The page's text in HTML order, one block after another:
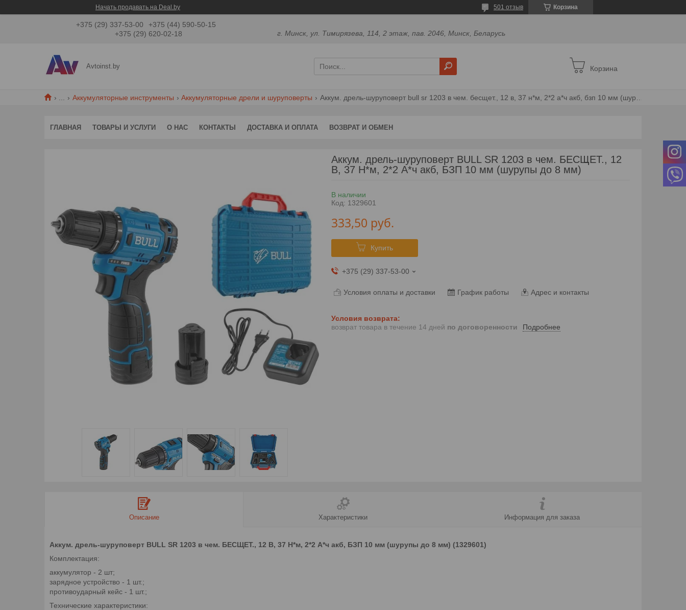
Начать продавать на Deal.by Корзина
501 отзыв
+375 (29) 337-53-00
+375 (44) 590-50-15
+375 (29) 620-02-18
г. Минск, ул. Тимирязева, 114, 2 этаж, пав. 2046, Минск, Беларусь
Avtoinst.by Корзина
Аккумуляторные инструменты Аккумуляторные дрели и шуруповерты
ГЛАВНАЯ ТОВАРЫ И УСЛУГИ О НАС КОНТАКТЫ ДОСТАВКА И ОПЛАТА ВОЗВРАТ И ОБМЕН
Аккум. дрель-шуруповерт BULL SR 1203 в чем. БЕСЩЕТ., 12
В, 37 Н*м, 2*2 А*ч акб, БЗП 10 мм (шурупы до 8 мм)
В наличии
Код: 1329601
333,50 руб.
Купить
+375 (29) 337-53-00
Условия оплаты и доставки График работы Адрес и контакты
возврат товара в течение 14 дней по договоренности Подробнее
Описание Характеристики Информация для заказа
Аккум. дрель-шуруповерт BULL SR 1203 в чем. БЕСЩЕТ., 12 В, 37 Н*м, 2*2 А*ч акб, БЗП 10 мм (шурупы до 8 мм) (1329601)
Комплектация:
аккумулятор - 2 шт;
зарядное устройство - 1 шт.;
противоударный кейс - 1 шт.;
Технические характеристики: